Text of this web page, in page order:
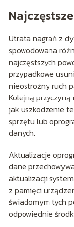
Utrata nagrań z
spowodowana
najczęstszych
przypadkowe
nieostrożny ruch
Kolejną
jak uszkodzenie
sprzętu lub
danych.
Aktualizacje
dane
aktualizacji
z pamięci
świadomym tych
odpowiednie